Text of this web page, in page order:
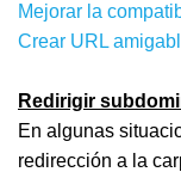
Mejorar la
Crear URL
Redirigir
En algunas
redirección a la